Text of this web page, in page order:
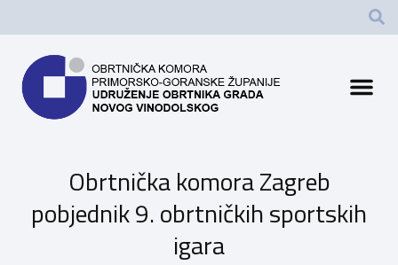
Obrtnička komora Zagreb
pobjednik 9. obrtničkih sportskih
igara